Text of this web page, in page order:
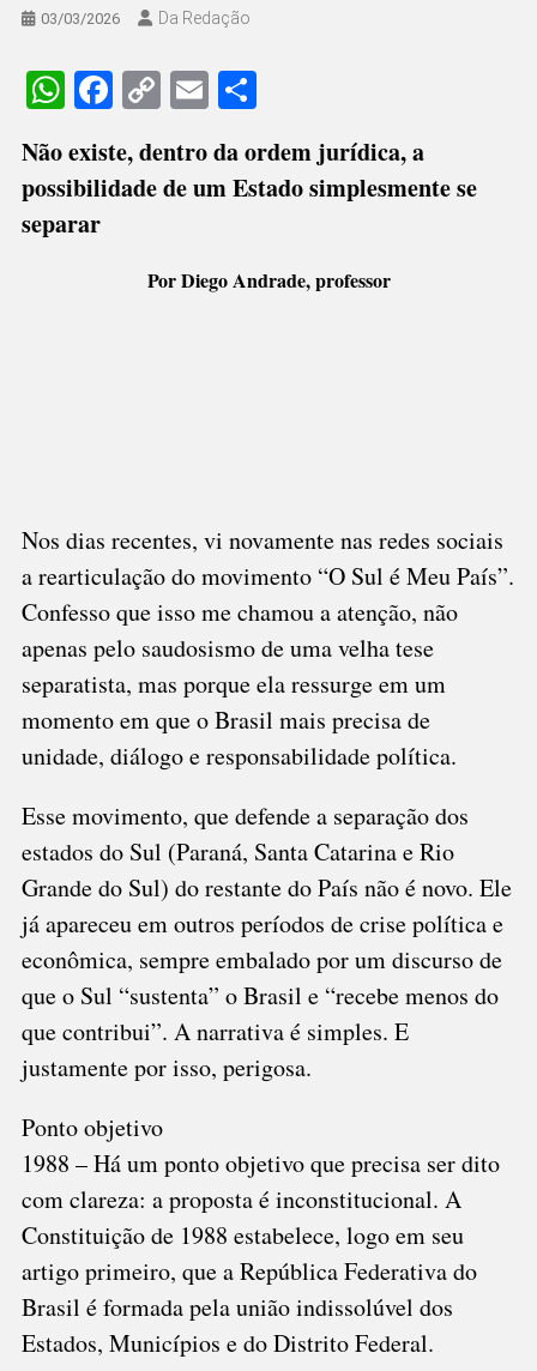
03/03/2026 Da Redação
WhatsApp
Facebook
CopyEmailShare
Não existe, dentro da ordem jurídica, a
possibilidade de um Estado simplesmente se
separar
Por Diego Andrade, professor
Nos dias recentes, vi novamente nas redes sociais
a rearticulação do movimento “O Sul é Meu País”.
Confesso que isso me chamou a atenção, não
apenas pelo saudosismo de uma velha tese
separatista, mas porque ela ressurge em um
momento em que o Brasil mais precisa de
unidade, diálogo e responsabilidade política.
Esse movimento, que defende a separação dos
estados do Sul (Paraná, Santa Catarina e Rio
Grande do Sul) do restante do País não é novo. Ele
já apareceu em outros períodos de crise política e
econômica, sempre embalado por um discurso de
que o Sul “sustenta” o Brasil e “recebe menos do
que contribui”. A narrativa é simples. E
justamente por isso, perigosa.
Ponto objetivo
1988 – Há um ponto objetivo que precisa ser dito
com clareza: a proposta é inconstitucional. A
Constituição de 1988 estabelece, logo em seu
artigo primeiro, que a República Federativa do
Brasil é formada pela união indissolúvel dos
Estados, Municípios e do Distrito Federal.